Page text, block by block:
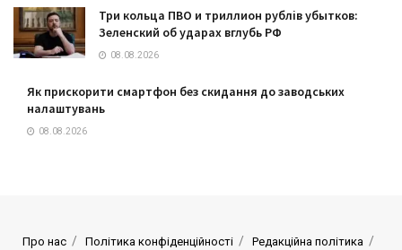
Три кольца ПВО и триллион рублів убытков:
Зеленский об ударах вглубь РФ
08.08.2026
Як прискорити смартфон без скидання до заводських
налаштувань
08.08.2026
Про нас Політика конфіденційності
Редакційна політика